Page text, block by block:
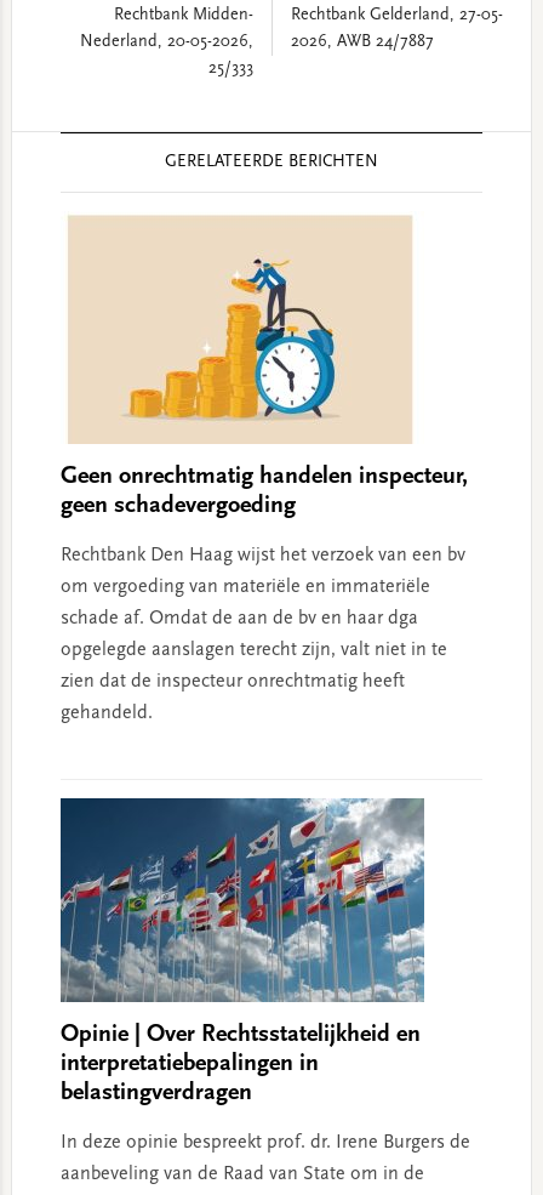
Rechtbank Midden-
Nederland, 20-05-2026,
25/333
Rechtbank Gelderland, 27-05-
2026, AWB 24/7887
GERELATEERDE BERICHTEN
Geen onrechtmatig handelen inspecteur,
geen schadevergoeding
Rechtbank Den Haag wijst het verzoek van een bv
om vergoeding van materiële en immateriële
schade af. Omdat de aan de bv en haar dga
opgelegde aanslagen terecht zijn, valt niet in te
zien dat de inspecteur onrechtmatig heeft
gehandeld.
Opinie | Over Rechtsstatelijkheid en
interpretatiebepalingen in
belastingverdragen
In deze opinie bespreekt prof. dr. Irene Burgers de
aanbeveling van de Raad van State om in de